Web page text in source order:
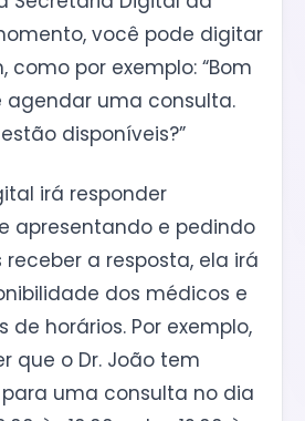
você pode digitar
como por exemplo: “Bom
agendar uma consulta.
disponíveis?”
irá responder
apresentando e pedindo
receber a resposta, ela irá
dos médicos e
de horários. Por exemplo,
que o Dr. João tem
uma consulta no dia